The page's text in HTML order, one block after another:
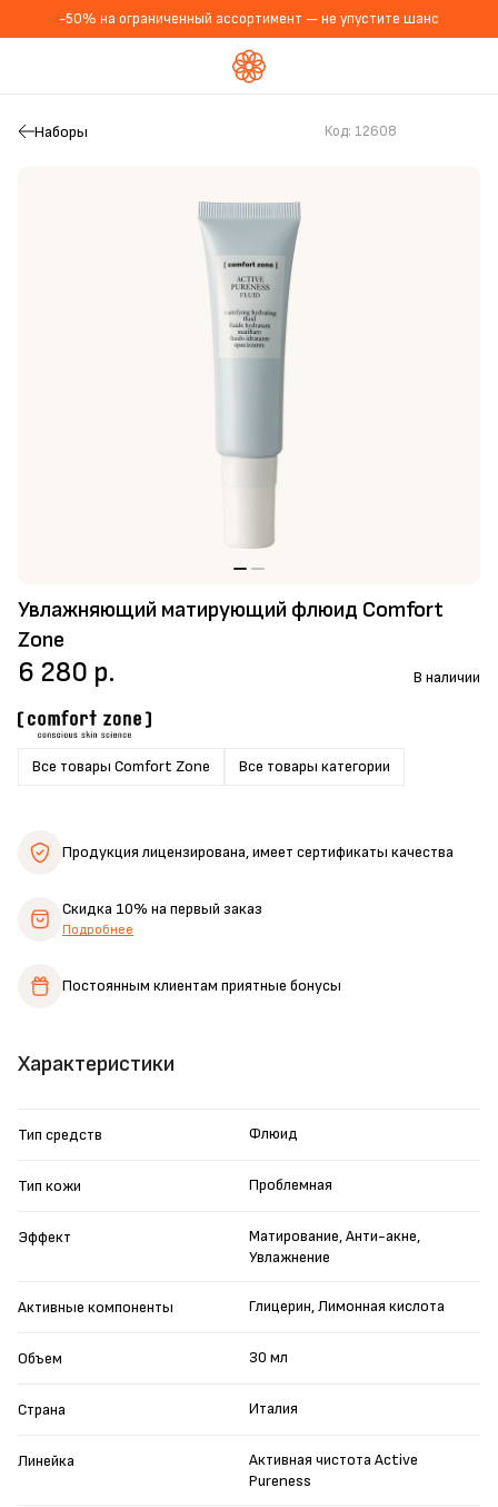
-50% на ограниченный ассортимент — не упустите шанс
Наборы
Увлажняющий матирующий флюид Comfort
Zone
Код: 12608
Все товары Comfort Zone Все товары категории
6 280 р. В наличии
Характеристики
Тип средств Флюид
Тип кожи Проблемная
Эффект
Матирование, Анти-акне,
Увлажнение
Активные компоненты Глицерин, Лимонная кислота
Объем 30 мл
Страна Италия
Линейка
Активная чистота Active
Pureness
Продукция лицензирована,имеет сертификаты качества
Скидка 10% на первый заказ
Подробнее
Постоянным клиентам приятные бонусы